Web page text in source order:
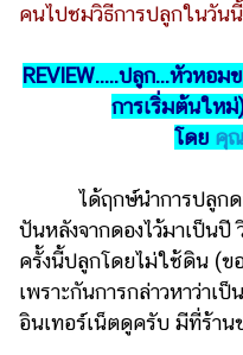
แม่
เด็ก
Infographic
บริการ
แอปฯ
กระปุก
คนไปชมวิธีการปลูกในวัน
REVIEW.....ปลูก...หัวหอ
การเริ่มต้นให
โดย คุ
ได้ฤกษ์นำการปลูกดอ
ปันหลังจากดองไว้มาเป็นปี
ครั้งนี้ปลูกโดยไม่ใช้ดิน (ข
เพราะกันการกล่าวหาว่าเ
อินเทอร์เน็ตดูครับ มีที่ร้าน